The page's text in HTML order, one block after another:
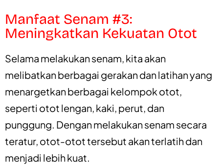
Manfaat Senam #3:
Meningkatkan Kekuatan Otot
Selama melakukan senam, kita akan
melibatkan berbagai gerakan dan latihan yang
menargetkan berbagai kelompok otot,
seperti otot lengan, kaki, perut, dan
punggung. Dengan melakukan senam secara
teratur, otot-otot tersebut akan terlatih dan
menjadi lebih kuat.